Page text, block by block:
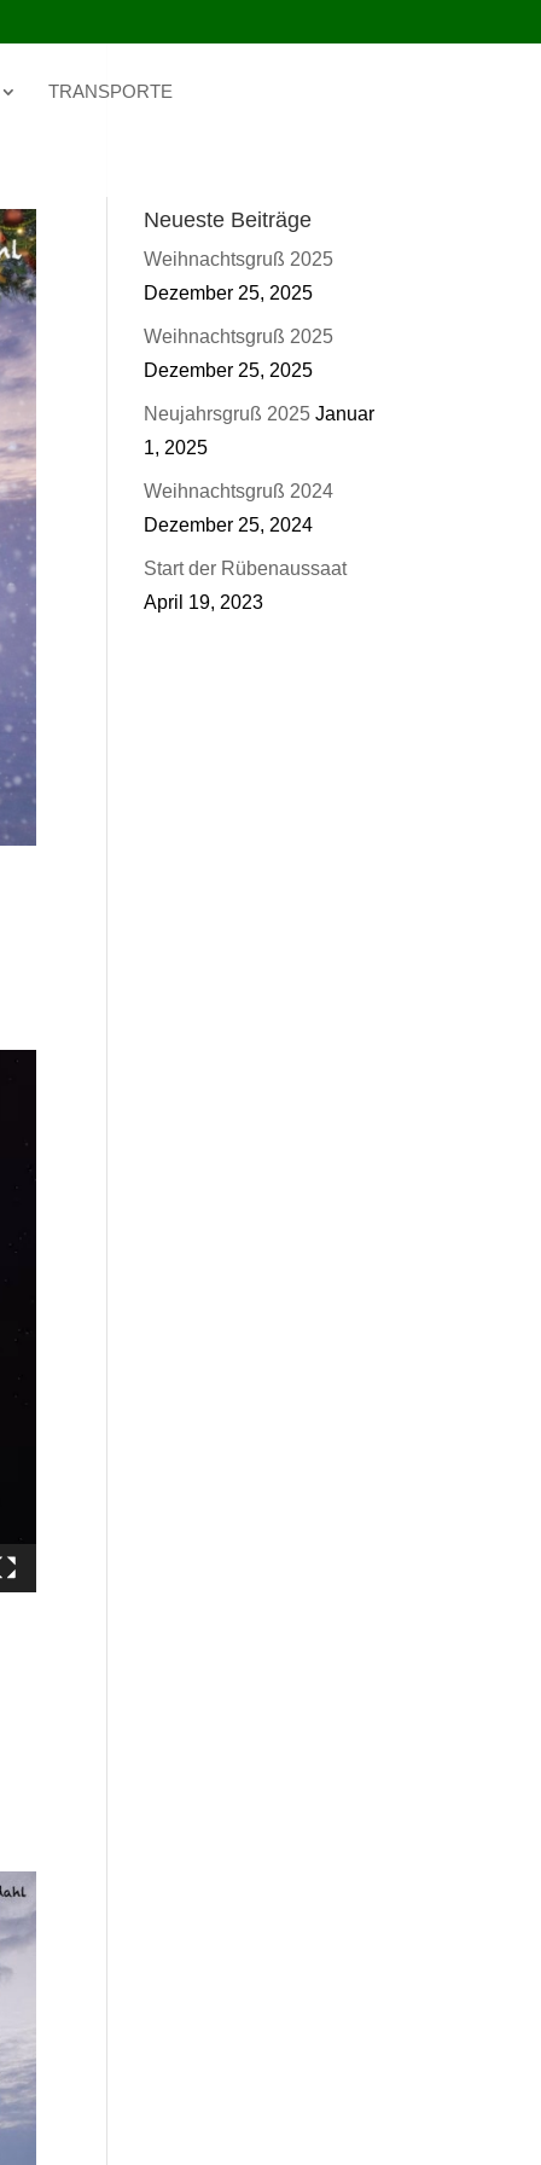
TRANSPORTE
Neueste Beiträge
Weihnachtsgruß 2025
Dezember 25, 2025
Weihnachtsgruß 2025
Dezember 25, 2025
Neujahrsgruß 2025 Januar
1, 2025
Weihnachtsgruß 2024
Dezember 25, 2024
Start der Rübenaussaat
April 19, 2023